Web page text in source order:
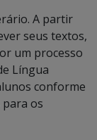
A partir
seus textos,
um processo
Língua
conforme
os